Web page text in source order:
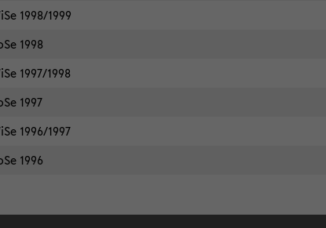
1998/1999
1998
1997/1998
1997
1996/1997
1996